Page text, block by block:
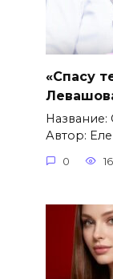
«Спасу
Название:
Автор:
0 16